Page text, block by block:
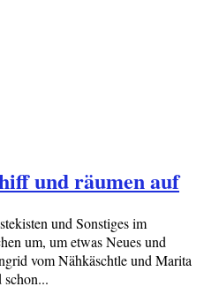
und räumen auf
und Sonstiges im
um, um etwas Neues und
vom Nähkäschtle und Marita